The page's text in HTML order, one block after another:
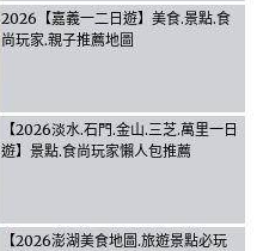
2026【嘉義一二日遊】美食.景點.食
尚玩家.親子推薦地圖
【2026淡水.石門.金山.三芝.萬里一日
遊】景點.食尚玩家懶人包推薦
【2026澎湖美食地圖.旅遊景點必玩